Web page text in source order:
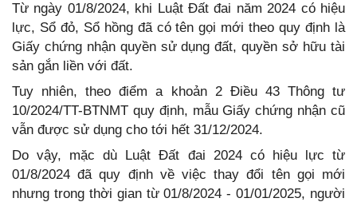
Từ ngày 01/8/2024, khi Luật Đất đai năm 2024 có hiệu
lực, Sổ đỏ, Sổ hồng đã có tên gọi mới theo quy định là
Giấy chứng nhận quyền sử dụng đất, quyền sở hữu tài
sản gắn liền với đất.
Tuy nhiên, theo điểm a khoản 2 Điều 43 Thông tư
10/2024/TT-BTNMT quy định, mẫu Giấy chứng nhận cũ
vẫn được sử dụng cho tới hết 31/12/2024.
Do vậy, mặc dù Luật Đất đai 2024 có hiệu lực từ
01/8/2024 đã quy định về việc thay đổi tên gọi mới
nhưng trong thời gian từ 01/8/2024 - 01/01/2025, người